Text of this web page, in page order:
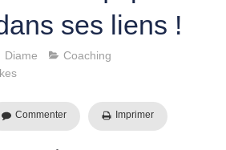
ses liens !
Diame
Coaching
Commenter Imprimer